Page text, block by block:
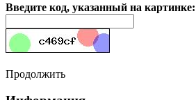
Введите код, указанный на картинке:
Продолжить